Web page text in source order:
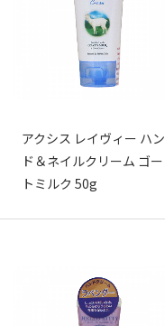
アクシス レイヴィー ハン
ド＆ネイルクリーム ゴー
トミルク 50g